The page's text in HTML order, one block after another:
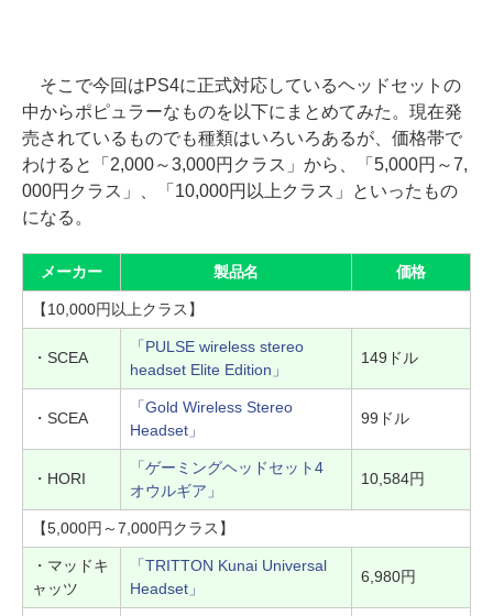
そこで今回はPS4に正式対応しているヘッドセットの
中からポピュラーなものを以下にまとめてみた。現在発
売されているものでも種類はいろいろあるが、価格帯で
わけると「2,000～3,000円クラス」から、「5,000円～7,
000円クラス」、「10,000円以上クラス」といったもの
になる。
メーカー 製品名 価格
【10,000円以上クラス】
・SCEA
「PULSE wireless stereo
headset Elite Edition」
149ドル
・SCEA
「Gold Wireless Stereo
Headset」
99ドル
・HORI
「ゲーミングヘッドセット4
オウルギア」
10,584円
【5,000円～7,000円クラス】
・マッドキ
ャッツ
「TRITTON Kunai Universal
Headset」
6,980円